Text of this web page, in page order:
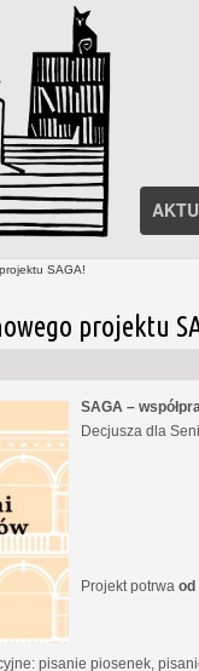
SAGA!
projektu
SAGA –
Decjusza dla
Projekt potrwa od
pisanie piosenek,